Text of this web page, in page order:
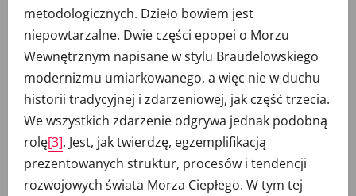
metodologicznych. Dzieło bowiem jest
niepowtarzalne. Dwie części epopei o Morzu
Wewnętrznym napisane w stylu Braudelowskiego
modernizmu umiarkowanego, a więc nie w duchu
historii tradycyjnej i zdarzeniowej, jak część trzecia.
We wszystkich zdarzenie odgrywa jednak podobną
rolę[3]. Jest, jak twierdzę, egzemplifikacją
prezentowanych struktur, procesów i tendencji
rozwojowych świata Morza Ciepłego. W tym tej